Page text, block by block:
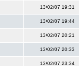
13/02/07 19:31
13/02/07 19:44
13/02/07 20:21
13/02/07 20:33
13/02/07 23:34